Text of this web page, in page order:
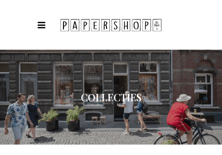
COLLECTIES